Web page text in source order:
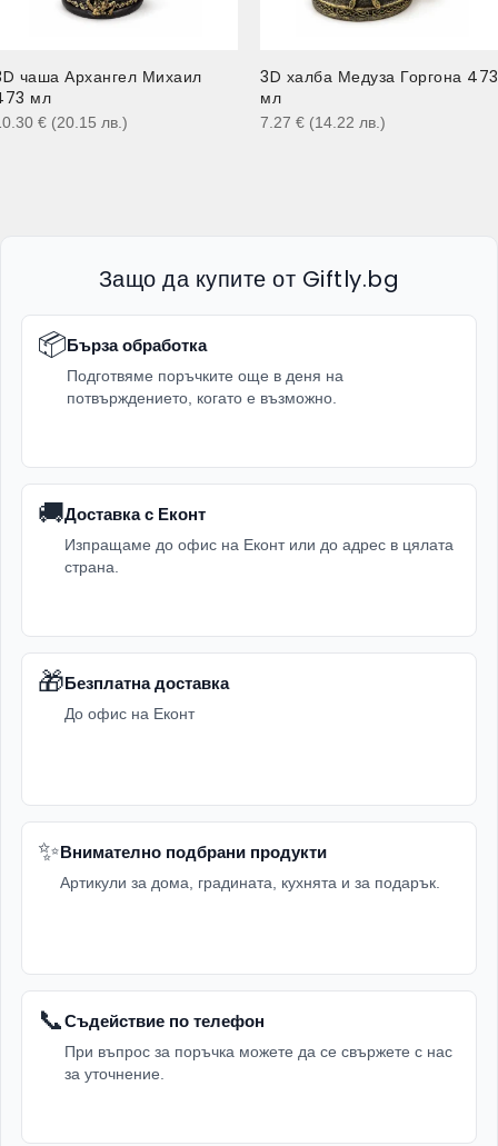
чаша Архангел Михаил
мл
€ (20.15 лв.)
3D халба Медуза Горгона 473
мл
7.27 € (14.22 лв.)
Защо да купите от Giftly.bg
📦Бърза обработка
Подготвяме поръчките още в деня на
потвърждението, когато е възможно.
🚚Доставка с Еконт
Изпращаме до офис на Еконт или до адрес в цялата
страна.
🎁Безплатна доставка
До офис на Еконт
✨Внимателно подбрани продукти
Артикули за дома, градината, кухнята и за подарък.
📞Съдействие по телефон
При въпрос за поръчка можете да се свържете с нас
за уточнение.